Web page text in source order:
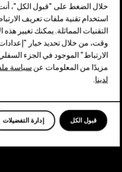
Linkedin
Discord
خلال الضغط على "قبول الكل"،
استخدام تقنية ملفات تعريف
التقنيات المماثلة. يمكنك تغيير
وقت، من خلال تحديد خيار
الارتباط" الموجود في الجزء
مزيدًا من المعلومات عنسياسة
لدينا.
إدارة التفضيلات قبول الكل